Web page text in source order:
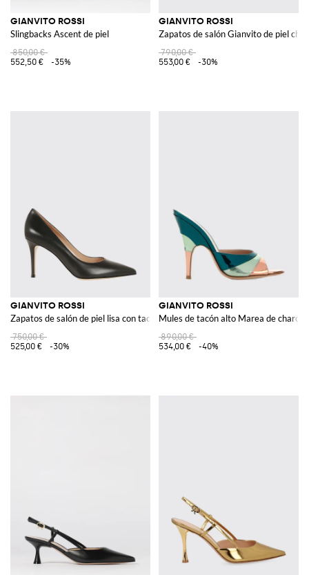
GIANVITO ROSSI
Slingbacks Ascent de piel
850,00 €
552,50 €
-35%
GIANVITO ROSSI
Zapatos de salón Gianvito de piel
790,00 €
553,00 €
-30%
GIANVITO ROSSI
Zapatos de salón de piel lisa con tacón de aguja y punta de almendra
750,00 €
525,00 €
-30%
GIANVITO ROSSI
Mules de tacón alto Marea de charol
890,00 €
534,00 €
-40%